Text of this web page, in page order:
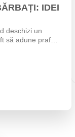
IDEI
deschizi un
să adune praf?